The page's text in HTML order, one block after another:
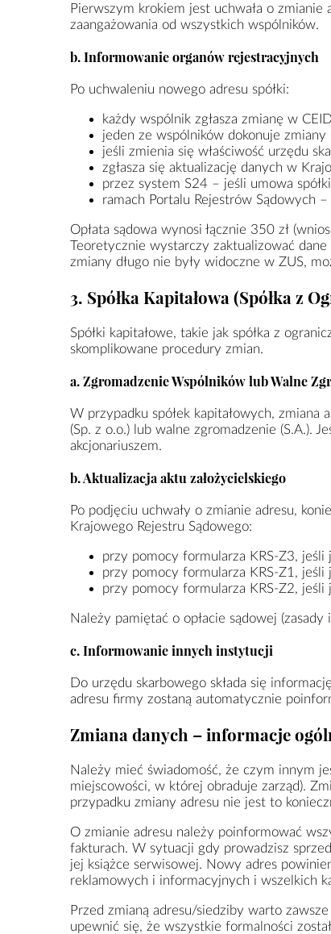
Pierwszym krokiem jest uchwała o zmianie
zaangażowania od wszystkich wspólników.
b. Informowanie organów rejestracyjnych
Po uchwaleniu nowego adresu spółki:
każdy wspólnik zgłasza zmianę w
jeden ze wspólników dokonuje
jeśli zmienia się właściwość urzędu
zgłasza się aktualizację danych w
przez system S24 – jeśli umowa
ramach Portalu Rejestrów Sądowych
Opłata sądowa wynosi łącznie 350 zł
Teoretycznie wystarczy zaktualizować
zmiany długo nie były widoczne w ZUS,
3. Spółka Kapitałowa (Spółka z
Spółki kapitałowe, takie jak spółka z
skomplikowane procedury zmian.
a. Zgromadzenie Wspólników lub Walne
W przypadku spółek kapitałowych,
(Sp. z o.o.) lub walne zgromadzenie (S.A.).
akcjonariuszem.
b. Aktualizacja aktu założycielskiego
Po podjęciu uchwały o zmianie adresu,
Krajowego Rejestru Sądowego:
przy pomocy formularza KRS-Z3, jeśli
przy pomocy formularza KRS-Z1, jeśli
przy pomocy formularza KRS-Z2, jeśli
Należy pamiętać o opłacie sądowej
c. Informowanie innych instytucji
Do urzędu skarbowego składa się
adresu firmy zostaną automatycznie
Zmiana danych – informacje
Należy mieć świadomość, że czym innym
miejscowości, w której obraduje zarząd).
przypadku zmiany adresu nie jest to
O zmianie adresu należy poinformować
fakturach. W sytuacji gdy prowadzisz
jej książce serwisowej. Nowy adres
reklamowych i informacyjnych i wszelkich
Przed zmianą adresu/siedziby warto
upewnić się, że wszystkie formalności